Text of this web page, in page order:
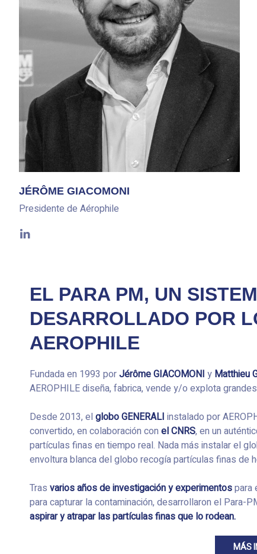
JÉRÔME GIACOMONI
Presidente de Aérophile
EL PARA PM, UN
DESARROLLADO POR
AEROPHILE
Fundada en 1993 porJérôme GIACOMONI y Matthieu
AEROPHILE diseña, fabrica, vende y/o explota
Desde 2013, el globo GENERALI instalado por
convertido, en colaboración con el CNRS, en un
partículas finas en tiempo real. Nada más instalar el
envoltura blanca del globo recogía partículas finas de
Tras varios años de investigación y experimentospara
para capturar la contaminación, desarrollaron el Para-
aspirar y atrapar las partículas finas que lo rodean.
MÁS